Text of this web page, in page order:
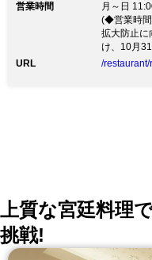
し。 ■ホー
談）■ ■夜
様〜35名
6000円（
で、お早め
営業時間
月～日
(◆営業時間短縮のお
拡大防止に
け、10月
（通常時は
URL /
上質な宮廷料理
挑戦!